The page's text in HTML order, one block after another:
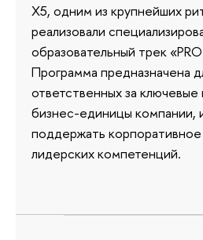
Х5, одним из крупнейших
реализовали
образовательный трек
Программа предназначена
ответственных за ключевые
бизнес-единицы компании,
поддержать корпоративное
лидерских компетенций.